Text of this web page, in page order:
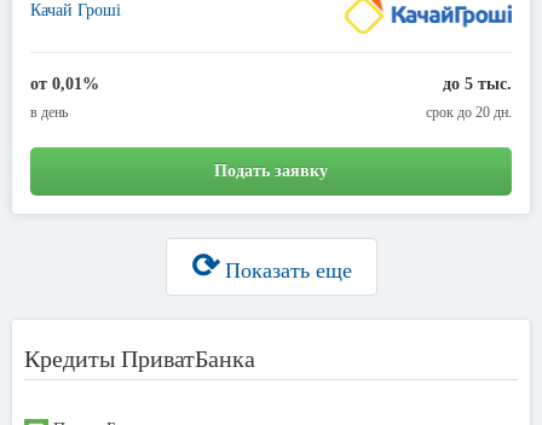
Качай Гроші
от 0,01%
в день
до 5 тыс.
срок до 20 дн.
Подать заявку
⟳Показать еще
Кредиты ПриватБанка